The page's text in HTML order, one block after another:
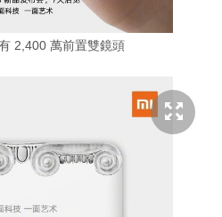
2,400 萬前置雙鏡頭